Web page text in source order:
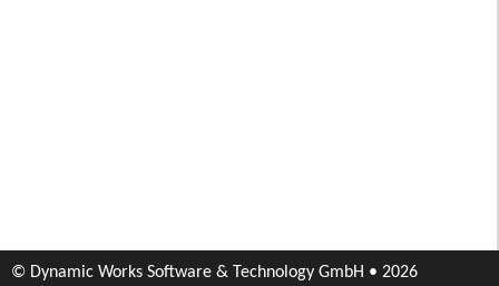
© Dynamic Works Software & Technology GmbH • 2026